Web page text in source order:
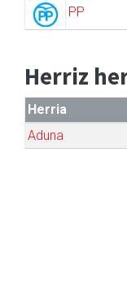
PP
Herriz
Herria
Aduna